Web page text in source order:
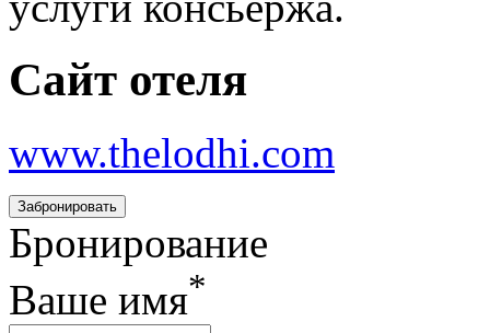
Сайт отеля
www.thelodhi.com
Забронировать
Бронирование
Ваше имя*